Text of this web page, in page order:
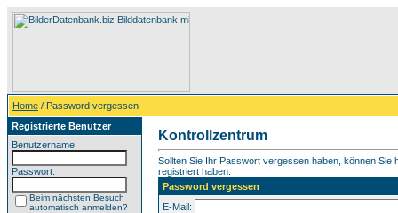
Home / Password vergessen
Registrierte Benutzer
Benutzername:
Passwort:
Beim nächsten Besuch
automatisch anmelden?
Kontrollzentrum
Sollten Sie Ihr Passwort vergessen haben, können
registriert haben.
Password vergessen
E-Mail: